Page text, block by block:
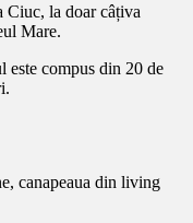
Ciuc, la doar câțiva
Mare.
este compus din 20 de
canapeaua din living